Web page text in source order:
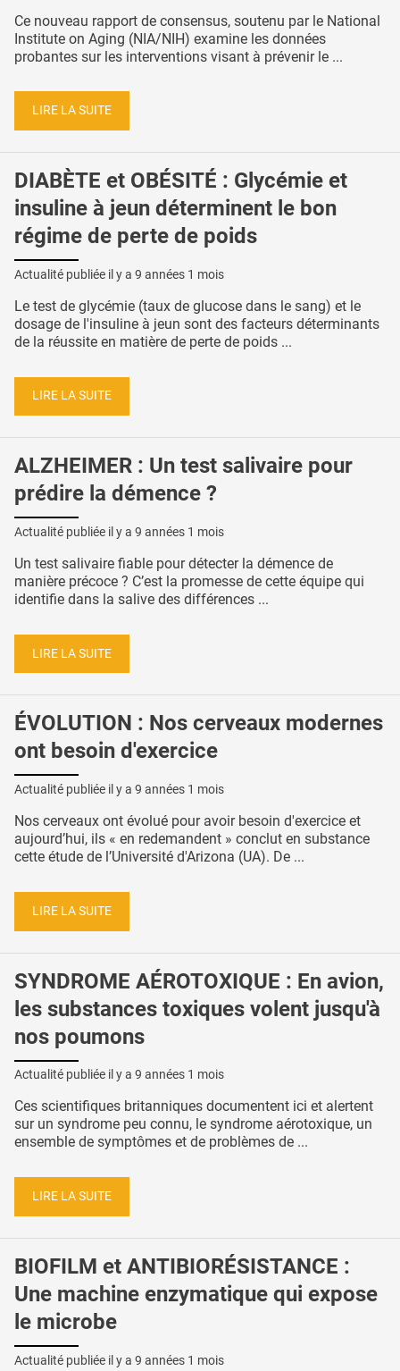
Ce nouveau rapport de consensus, soutenu par le National
Institute on Aging (NIA/NIH) examine les données
probantes sur les interventions visant à prévenir le ...
LIRE LA SUITE
DIABÈTE et OBÉSITÉ : Glycémie et
insuline à jeun déterminent le bon
régime de perte de poids
Actualité publiée il y a 9 années 1 mois
Le test de glycémie (taux de glucose dans le sang) et le
dosage de l'insuline à jeun sont des facteurs déterminants
de la réussite en matière de perte de poids ...
LIRE LA SUITE
ALZHEIMER : Un test salivaire pour
prédire la démence ?
Actualité publiée il y a 9 années 1 mois
Un test salivaire fiable pour détecter la démence de
manière précoce ? C’est la promesse de cette équipe qui
identifie dans la salive des différences ...
LIRE LA SUITE
ÉVOLUTION : Nos cerveaux modernes
ont besoin d'exercice
Actualité publiée il y a 9 années 1 mois
Nos cerveaux ont évolué pour avoir besoin d'exercice et
aujourd’hui, ils « en redemandent » conclut en substance
cette étude de l’Université d'Arizona (UA). De ...
LIRE LA SUITE
SYNDROME AÉROTOXIQUE : En avion,
les substances toxiques volent jusqu'à
nos poumons
Actualité publiée il y a 9 années 1 mois
Ces scientifiques britanniques documentent ici et alertent
sur un syndrome peu connu, le syndrome aérotoxique, un
ensemble de symptômes et de problèmes de ...
LIRE LA SUITE
BIOFILM et ANTIBIORÉSISTANCE :
Une machine enzymatique qui expose
le microbe
Actualité publiée il y a 9 années 1 mois